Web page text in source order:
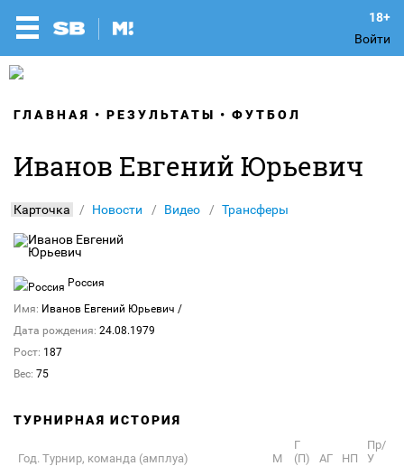
Войти
ГЛАВНАЯ РЕЗУЛЬТАТЫ ФУТБОЛ
Иванов Евгений Юрьевич
Карточка Новости Видео Трансферы
Россия
Имя: Иванов Евгений Юрьевич /
Дата рождения: 24.08.1979
Рост: 187
Вес: 75
ТУРНИРНАЯ ИСТОРИЯ
Год. Турнир, команда (амплуа) М
Г
(П)
АГ НП
Пр/
У